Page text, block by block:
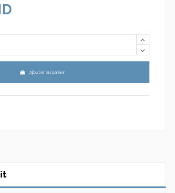
Ajouter au panier